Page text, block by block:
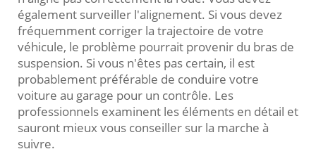
également surveiller l'alignement. Si vous devez
fréquemment corriger la trajectoire de votre
véhicule, le problème pourrait provenir du bras de
suspension. Si vous n'êtes pas certain, il est
probablement préférable de conduire votre
voiture au garage pour un contrôle. Les
professionnels examinent les éléments en détail et
sauront mieux vous conseiller sur la marche à
suivre.